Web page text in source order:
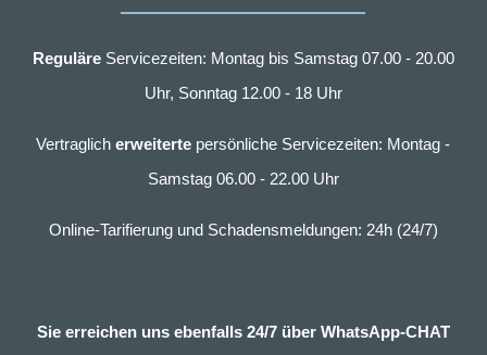
ReguläreServicezeiten: Montag bis Samstag 07.00 - 20.00
Uhr, Sonntag 12.00 - 18 Uhr
Vertraglicherweiterte persönliche Servicezeiten: Montag -
Samstag 06.00 - 22.00 Uhr
Online-Tarifierung und Schadensmeldungen: 24h (24/7)
Sie erreichen uns ebenfalls 24/7 über WhatsApp-CHAT